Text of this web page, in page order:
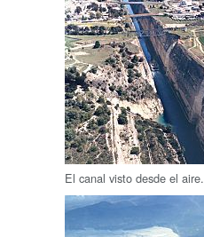
El canal visto desde el aire.